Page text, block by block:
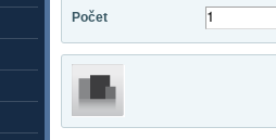
Počet